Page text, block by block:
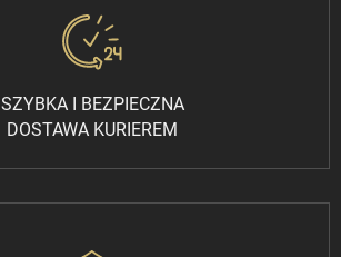
SZYBKA I BEZPIECZNA
DOSTAWA KURIEREM